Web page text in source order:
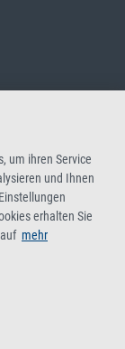
um ihren Service
und Ihnen
erhalten Sie
mehr